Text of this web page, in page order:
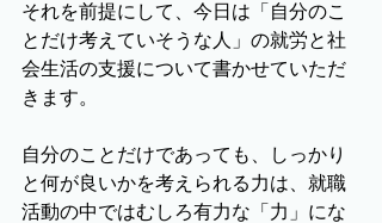
それを前提にして、今日は「自分のこ
とだけ考えていそうな人」の就労と社
会生活の支援について書かせていただ
きます。
自分のことだけであっても、しっかり
と何が良いかを考えられる力は、就職
活動の中ではむしろ有力な「力」にな